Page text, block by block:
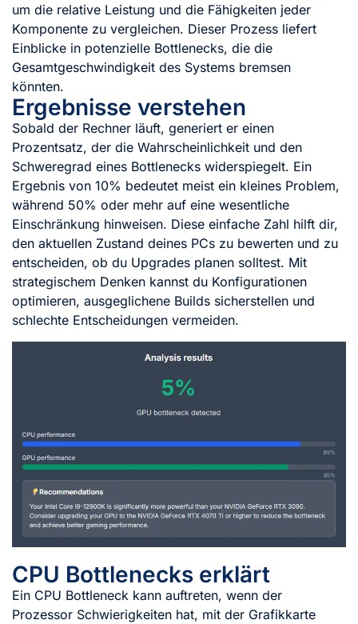
um die relative Leistung und die Fähigkeiten jeder
Komponente zu vergleichen. Dieser Prozess liefert
Einblicke in potenzielle Bottlenecks, die die
Gesamtgeschwindigkeit des Systems bremsen
könnten.
Ergebnisse verstehen
Sobald der Rechner läuft, generiert er einen
Prozentsatz, der die Wahrscheinlichkeit und den
Schweregrad eines Bottlenecks widerspiegelt. Ein
Ergebnis von 10% bedeutet meist ein kleines Problem,
während 50% oder mehr auf eine wesentliche
Einschränkung hinweisen. Diese einfache Zahl hilft dir,
den aktuellen Zustand deines PCs zu bewerten und zu
entscheiden, ob du Upgrades planen solltest. Mit
strategischem Denken kannst du Konfigurationen
optimieren, ausgeglichene Builds sicherstellen und
schlechte Entscheidungen vermeiden.
CPU Bottlenecks erklärt
Ein CPU Bottleneck kann auftreten, wenn der
Prozessor Schwierigkeiten hat, mit der Grafikkarte